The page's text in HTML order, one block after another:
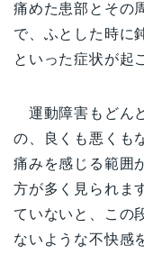
痛めた患部とその
で、ふとした時に
といった症状が起
運動障害もどん
の、良くも悪くも
痛みを感じる範囲
方が多く見られま
ていないと、この
ないような不快感